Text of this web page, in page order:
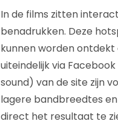
In de films zitten
benadrukken. Deze
kunnen worden ontdekt
uiteindelijk via
sound) van de site zijn
lagere bandbreedtes
direct het resultaat te